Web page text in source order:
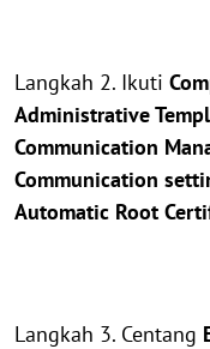
Langkah 2. Ikuti
Administrative
Communication
Communication
Automatic Root
Langkah 3. Centang